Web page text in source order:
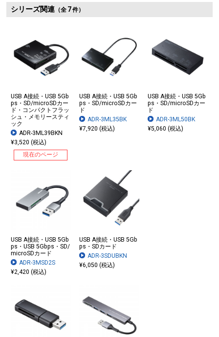
シリーズ関連（全 7件）
USB A接続・USB 5Gb
ps・SD/microSDカー
ド・コンパクトフラッ
シュ・メモリースティ
ック
ADR-3ML39BKN
¥3,520 (税込)
現在のページ
USB A接続・USB 5Gb
ps・SD/microSDカー
ド
ADR-3ML35BK
¥7,920 (税込)
USB A接続・USB 5Gb
ps・SD/microSDカー
ド
ADR-3ML50BK
¥5,060 (税込)
USB A接続・USB 5Gb
ps・USB 5Gbps・SD/
microSDカード
ADR-3MSD2S
¥2,420 (税込)
USB A接続・USB 5Gb
ps・SDカード
ADR-3SDUBKN
¥6,050 (税込)